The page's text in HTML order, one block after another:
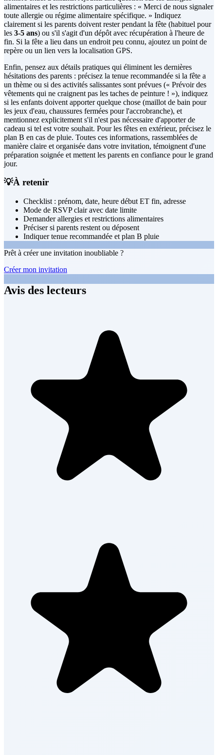
alimentaires et les restrictions particulières : « Merci de nous signaler
toute allergie ou régime alimentaire spécifique. » Indiquez
clairement si les parents doivent rester pendant la fête (habituel pour
les 3-5 ans) ou s'il s'agit d'un dépôt avec récupération à l'heure de
fin. Si la fête a lieu dans un endroit peu connu, ajoutez un point de
repère ou un lien vers la localisation GPS.
Enfin, pensez aux détails pratiques qui éliminent les dernières
hésitations des parents : précisez la tenue recommandée si la fête a
un thème ou si des activités salissantes sont prévues (« Prévoir des
vêtements qui ne craignent pas les taches de peinture ! »), indiquez
si les enfants doivent apporter quelque chose (maillot de bain pour
les jeux d'eau, chaussures fermées pour l'accrobranche), et
mentionnez explicitement s'il n'est pas nécessaire d'apporter de
cadeau si tel est votre souhait. Pour les fêtes en extérieur, précisez le
plan B en cas de pluie. Toutes ces informations, rassemblées de
manière claire et organisée dans votre invitation, témoignent d'une
préparation soignée et mettent les parents en confiance pour le grand
jour.
💡À retenir
Checklist : prénom, date, heure début ET fin, adresse
Mode de RSVP clair avec date limite
Demander allergies et restrictions alimentaires
Préciser si parents restent ou déposent
Indiquer tenue recommandée et plan B pluie
Prêt à créer une invitation inoubliable ?
Créer mon invitation
Avis des lecteurs